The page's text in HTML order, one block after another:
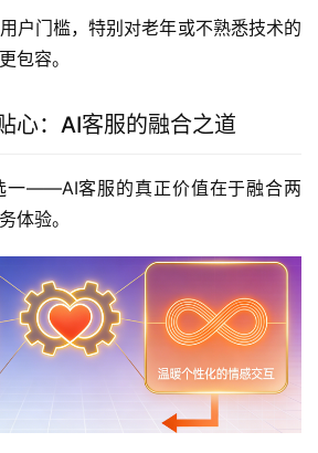
户门槛，特别对老年或不熟悉技术的
包容。
心：AI客服的融合之道
一——AI客服的真正价值在于融合两
体验。